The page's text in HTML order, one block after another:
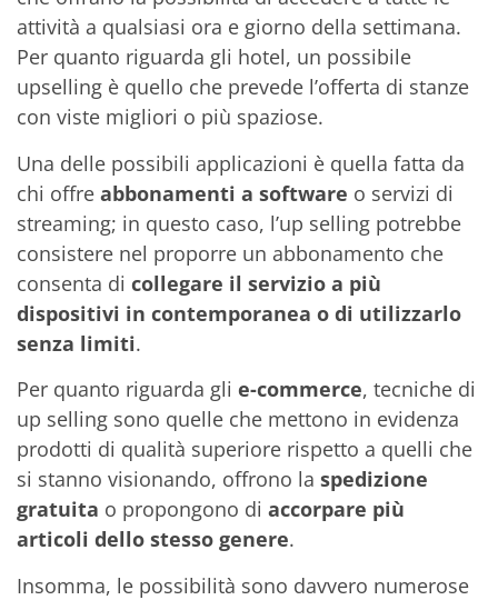
attività a qualsiasi ora e giorno della settimana.
Per quanto riguarda gli hotel, un possibile
upselling è quello che prevede l’offerta di stanze
con viste migliori o più spaziose.
Una delle possibili applicazioni è quella fatta da
chi offre abbonamenti a software o servizi di
streaming; in questo caso, l’up selling potrebbe
consistere nel proporre un abbonamento che
consenta di collegare il servizio a più
dispositivi in contemporanea o di utilizzarlo
senza limiti.
Per quanto riguarda gli e-commerce, tecniche di
up selling sono quelle che mettono in evidenza
prodotti di qualità superiore rispetto a quelli che
si stanno visionando, offrono la spedizione
gratuita o propongono di accorpare più
articoli dello stesso genere.
Insomma, le possibilità sono davvero numerose